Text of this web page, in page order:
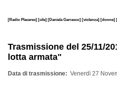
[Radio Placeres] [cile] [Daniela Garrasco] [violenza] [donne]
Trasmissione del 25/11/
lotta armata"
Data di trasmissione Venerdì 27